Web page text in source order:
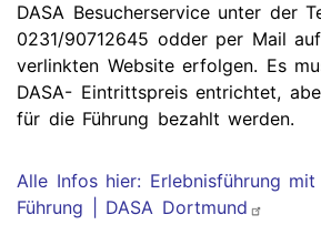
DASA Besucherservice unter der
0231/90712645 odder per Mail
verlinkten Website erfolgen. Es
DASA- Eintrittspreis entrichtet,
für die Führung bezahlt werden.
Alle Infos hier: Erlebnisführung mit
Führung | DASA Dortmund